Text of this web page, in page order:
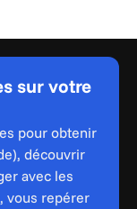
sur votre
pour obtenir
découvrir
avec les
vous repérer